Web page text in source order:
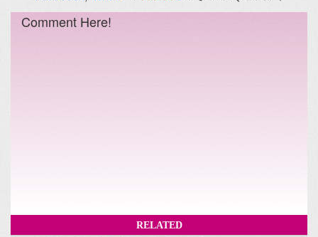
Comment Here!
RELATED